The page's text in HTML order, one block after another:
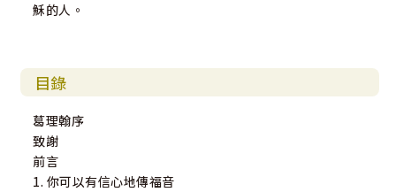
穌的人。
目錄
葛理翰序
致謝
前言
1. 你可以有信心地傳福音